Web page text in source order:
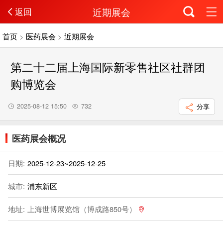
返回 近期展会
首页 > 医药展会 >近期展会
第二十二届上海国际新零售社区社群团
购博览会
2025-08-12 15:50 732 分享
医药展会概况
日期: 2025-12-23~2025-12-25
城市: 浦东新区
地址: 上海世博展览馆（博成路850号）